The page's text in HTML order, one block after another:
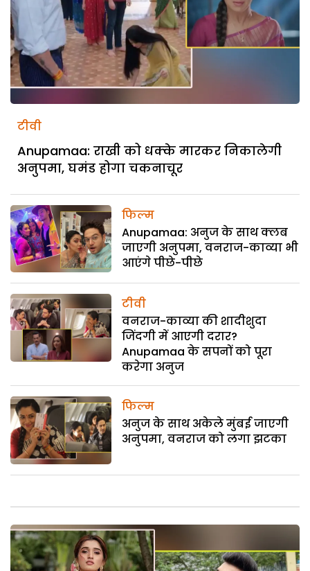
टीवी
Anupamaa: राखी को धक्के मारकर निकालेगी
अनुपमा, घमंड होगा चकनाचूर
फिल्म
Anupamaa: अनुज के साथ क्लब
जाएगी अनुपमा, वनराज-काव्या भी
आएंगे पीछे-पीछे
टीवी
वनराज-काव्या की शादीशुदा
जिंदगी में आएगी दरार?
Anupamaa के सपनों को पूरा
करेगा अनुज
फिल्म
अनुज के साथ अकेले मुंबई जाएगी
अनुपमा, वनराज को लगा झटका